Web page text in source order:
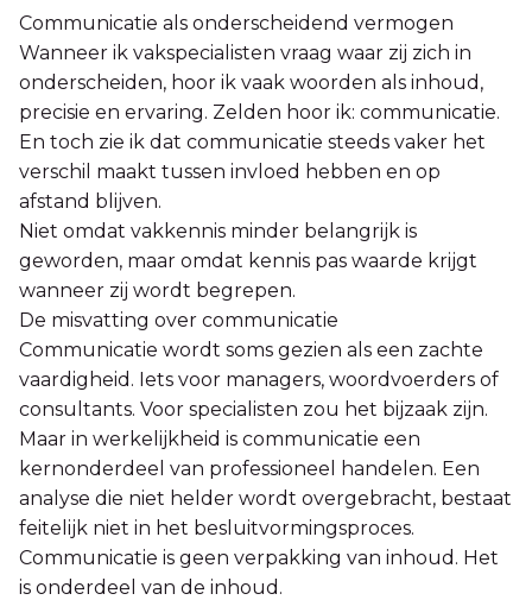
Communicatie als onderscheidend vermogen
Wanneer ik vakspecialisten vraag waar zij zich in
onderscheiden, hoor ik vaak woorden als inhoud,
precisie en ervaring. Zelden hoor ik: communicatie.
En toch zie ik dat communicatie steeds vaker het
verschil maakt tussen invloed hebben en op
afstand blijven.
Niet omdat vakkennis minder belangrijk is
geworden, maar omdat kennis pas waarde krijgt
wanneer zij wordt begrepen.
De misvatting over communicatie
Communicatie wordt soms gezien als een zachte
vaardigheid. Iets voor managers, woordvoerders of
consultants. Voor specialisten zou het bijzaak zijn.
Maar in werkelijkheid is communicatie een
kernonderdeel van professioneel handelen. Een
analyse die niet helder wordt overgebracht, bestaat
feitelijk niet in het besluitvormingsproces.
Communicatie is geen verpakking van inhoud. Het
is onderdeel van de inhoud.